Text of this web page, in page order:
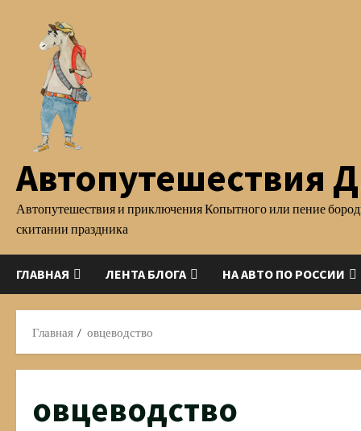
содержимому
Автопутешествия
Автопутешествия и приключения Копытного или пение
скитании праздника
ГЛАВНАЯ ЛЕНТА БЛОГА НА АВТО ПО РОССИИ
Главная овцеводство
овцеводство